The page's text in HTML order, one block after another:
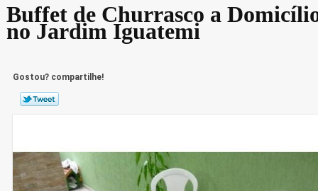
Buffet de Churrasco a
no Jardim Iguatemi
Gostou? compartilhe!